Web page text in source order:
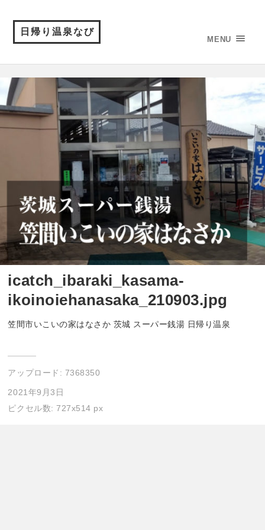
日帰り温泉なび
MENU
icatch_ibaraki_kasama-
ikoinoiehanasaka_210903.jpg
笠間市いこいの家はなさか 茨城 スーパー銭湯 日帰り温泉
アップロード: 7368350
2021年9月3日
ピクセル数: 727x514 px